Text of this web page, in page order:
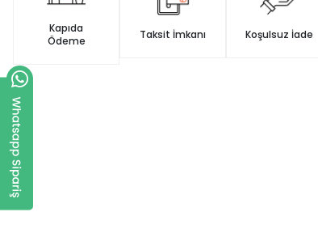
Kapıda
Ödeme
Taksit İmkanı Koşulsuz İade